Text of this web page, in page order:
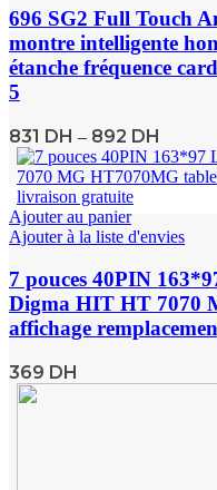
696 SG2 Full Touch
montre intelligente
étanche fréquence
5
831 DH – 892 DH
Ajouter au panier
Ajouter à la liste d'envies
7 pouces 40PIN
Digma HIT HT 7070
affichage
369 DH